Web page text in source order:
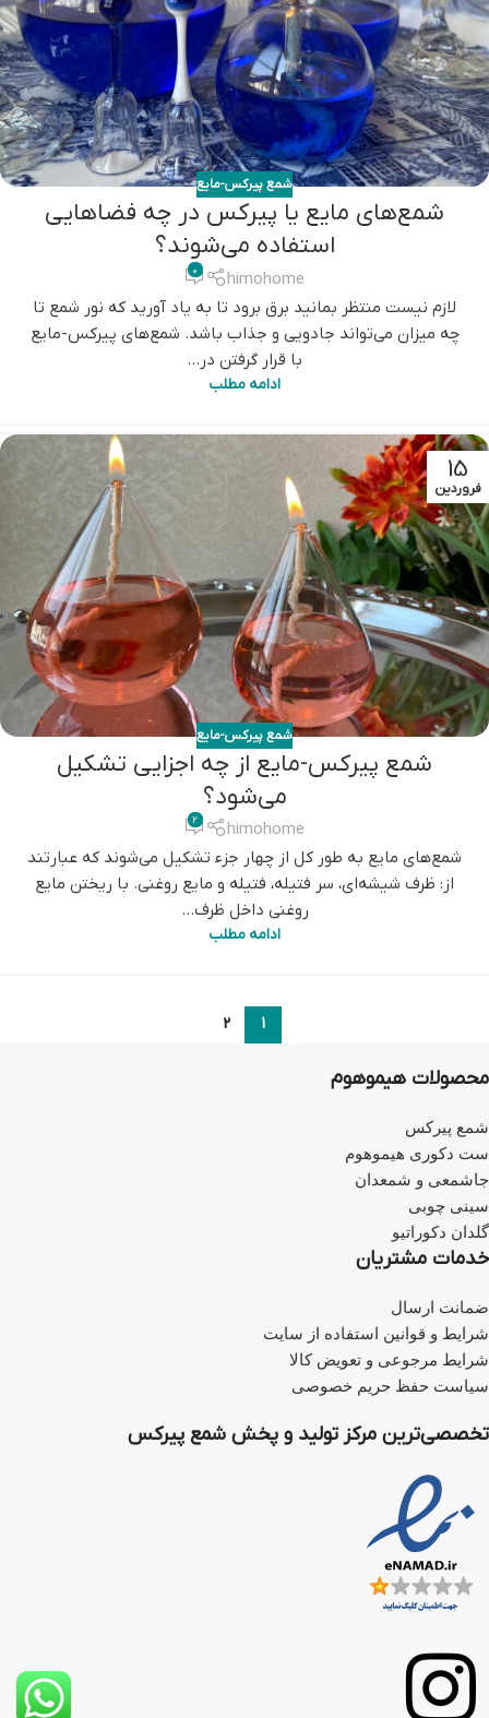
شمع پیرکس-مایع
شمع‌های مایع یا پیرکس در چه فضاهایی
استفاده می‌شوند؟
himohome
0
لازم نیست منتظر بمانید برق برود تا به یاد آورید که نور شمع تا
چه میزان می‌تواند جادویی و جذاب باشد. شمع‌های پیرکس-مایع
با قرار گرفتن در...
ادامه مطلب
15
فروردین
شمع پیرکس-مایع
شمع پیرکس-مایع از چه اجزایی تشکیل
می‌شود؟
himohome
2
شمع‌های مایع به طور کل از چهار جزء تشکیل می‌شوند که عبارتند
از: ظرف شیشه‌ای، سر فتیله، فتیله و مایع روغنی. با ریختن مایع
روغنی داخل ظرف...
ادامه مطلب
1
2
محصولات هیموهوم
شمع پیرکس
ست دکوری هیموهوم
جاشمعی و شمعدان
سینی چوبی
گلدان دکوراتیو
خدمات مشتریان
ضمانت ارسال
شرایط و قوانین استفاده از سایت
شرایط مرجوعی و تعویض کالا
سیاست حفظ حریم خصوصی
تخصصی‌ترین مرکز تولید و پخش شمع پیرکس